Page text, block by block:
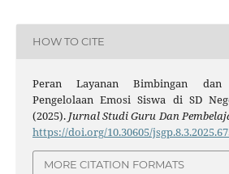
HOW TO CITE
Peran Layanan Bimbingan
Pengelolaan Emosi Siswa di SD
(2025). Jurnal Studi Guru Dan
https://doi.org/10.30605/
MORE CITATION FORMATS